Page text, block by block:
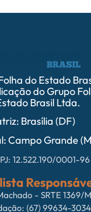
do Estado
do Grupo
Brasil Ltda.
Brasília (DF)
Campo Grande
12.522.190/0001-96
- SRTE 1369/
(67) 99634-3034